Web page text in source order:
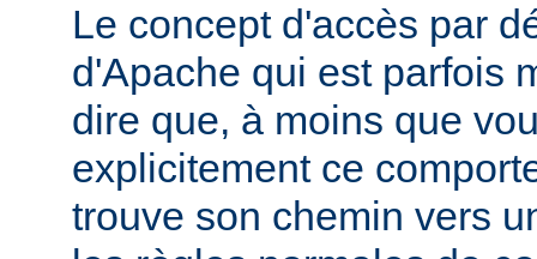
Le concept d'accès par
d'Apache qui est parfois
dire que, à moins que
explicitement ce
trouve son chemin vers